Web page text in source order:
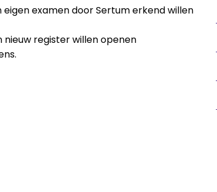
examen door Sertum erkend willen
nieuw register willen openen